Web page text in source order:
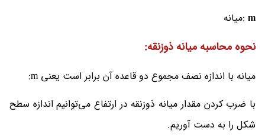
m :میانه
نحوه محاسبه میانه ذوزنقه:
میانه با اندازه نصف مجموع دو قاعده آن برابر است یعنی m:
با ضرب کردن مقدار میانه ذوزنقه در ارتفاع می‌توانیم اندازه سطح
شکل را به دست آوریم.